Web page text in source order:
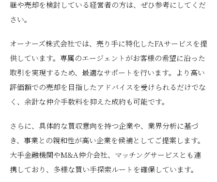
継や売却を検討している経営者の方は、ぜひ参考にしてくだ
さい。
オーナーズ株式会社では、売り手に特化したFAサービスを提
供しています。専属のエージェントがお客様の希望に沿った
取引を実現するため、最適なサポートを行います。より高い
評価額での売却を目指したアドバイスを受けられるだけでな
く、余計な仲介手数料を抑えた成約も可能です。
さらに、具体的な買収意向を持つ企業や、業界分析に基づ
き、事業との親和性が高い企業を候補としてご提案します。
大手金融機関やM&A仲介会社、マッチングサービスとも連
携しており、多様な買い手探索ルートを確保しています。